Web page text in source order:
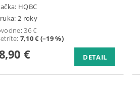
HQBC
2 roky
36 €
: 7,10 € (–19 %)
€ DETAIL